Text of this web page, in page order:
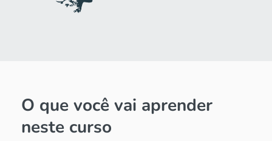
O que você vai aprender
neste curso